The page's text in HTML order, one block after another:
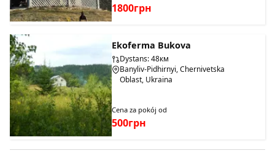
1800грн
Ekoferma Bukova
Dystans: 48км
Banyliv-Pidhirnyi, Chernivetska
Oblast, Ukraina
Cena za pokój od
500грн